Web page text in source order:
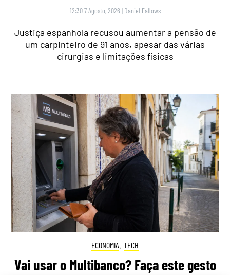
12:30 7 Agosto, 2026 | Daniel Fallows
Justiça espanhola recusou aumentar a pensão de
um carpinteiro de 91 anos, apesar das várias
cirurgias e limitações físicas
ECONOMIA , TECH
Vai usar o Multibanco? Faça este gesto